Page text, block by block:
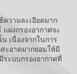
ามละเอียดมาก
ผงกรองอากาศจะ
เนื่องจากในการ
ะอาดมากยอมให้มี
ะบบกรองอากาศที่